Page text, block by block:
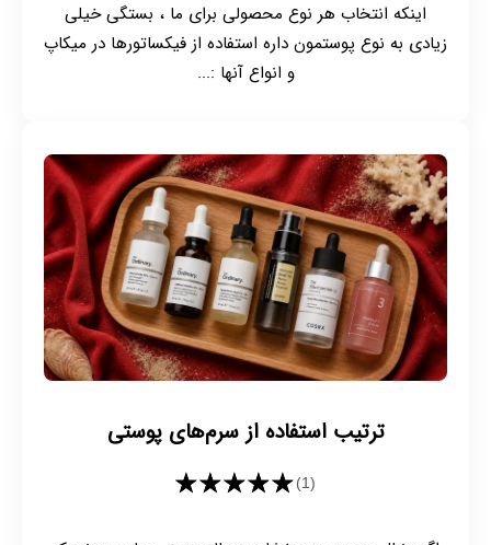
اینکه انتخاب هر نوع محصولی برای ما ، بستگی خیلی
زیادی به نوع پوستمون داره استفاده از فیکساتورها در میکاپ
و انواع آنها :...
ترتیب استفاده از سرم‌های پوستی
★★★★★(1)